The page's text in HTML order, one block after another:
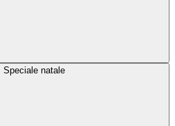
Speciale natale